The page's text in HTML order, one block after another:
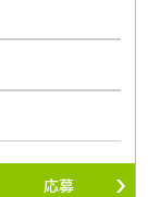
応募